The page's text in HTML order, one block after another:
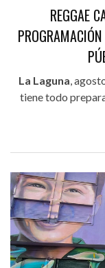
REGGAE
La Laguna ,
tiene todo